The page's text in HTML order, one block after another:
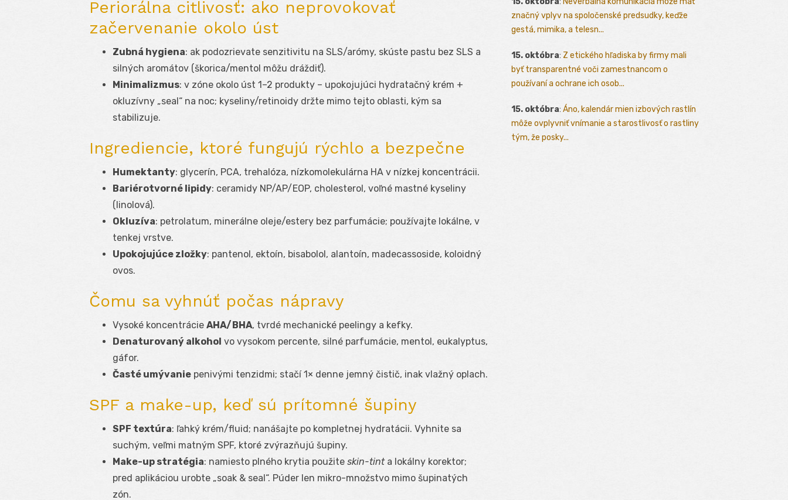
Periorálna citlivosť: ako neprovokovať
začervenanie okolo úst
Zubná hygiena: ak podozrievate senzitivitu na SLS/arómy, skúste pastu bez SLS a
silných aromátov (škorica/mentol môžu dráždiť).
Minimalizmus: v zóne okolo úst 1–2 produkty – upokojujúci hydratačný krém +
okluzívny „seal“ na noc; kyseliny/retinoidy držte mimo tejto oblasti, kým sa
stabilizuje.
Ingrediencie, ktoré fungujú rýchlo a bezpečne
Humektanty: glycerín, PCA, trehalóza, nízkomolekulárna HA v nízkej koncentrácii.
Bariérotvorné lipidy: ceramidy NP/AP/EOP, cholesterol, voľné mastné kyseliny
(linolová).
Okluzíva: petrolatum, minerálne oleje/estery bez parfumácie; používajte lokálne, v
tenkej vrstve.
Upokojujúce zložky: pantenol, ektoín, bisabolol, alantoín, madecassoside, koloidný
ovos.
Čomu sa vyhnúť počas nápravy
Vysoké koncentrácie AHA/BHA, tvrdé mechanické peelingy a kefky.
Denaturovaný alkohol vo vysokom percente, silné parfumácie, mentol, eukalyptus,
gáfor.
Časté umývanie penivými tenzidmi; stačí 1× denne jemný čistič, inak vlažný oplach.
SPF a make-up, keď sú prítomné šupiny
SPF textúra: ľahký krém/fluid; nanášajte po kompletnej hydratácii. Vyhnite sa
suchým, veľmi matným SPF, ktoré zvýrazňujú šupiny.
Make-up stratégia: namiesto plného krytia použite skin-tinta lokálny korektor;
pred aplikáciou urobte „soak & seal“. Púder len mikro-množstvo mimo šupinatých
zón.
značný vplyv na spoločenské predsudky, keďže
gestá, mimika, a telesn...
15. októbra: Z etického hľadiska by firmy mali
byť transparentné voči zamestnancom o
používaní a ochrane ich osob...
15. októbra: Áno, kalendár mien izbových rastlín
môže ovplyvniť vnímanie a starostlivosť o rastliny
tým, že posky...